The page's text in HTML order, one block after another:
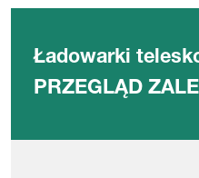
Ładowarki
PRZEGLĄD